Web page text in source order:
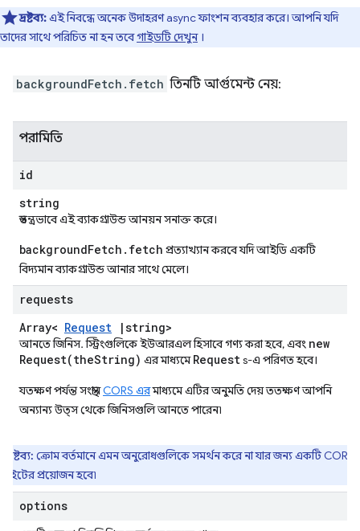
দ্রষ্টব্য:এই নিবন্ধে অনেক উদাহরণ async ফাংশন ব্যবহার করে। আপনি যদি
তাদের সাথে পরিচিত না হন তবেগাইডটি দেখুন।
backgroundFetch.fetch তিনটি আর্গুমেন্ট নেয়:
পরামিতি
id
string
স্বতন্ত্রভাবে এই ব্যাকগ্রাউন্ড আনয়ন সনাক্ত করে।
backgroundFetch.fetch প্রত্যাখ্যান করবে যদি আইডি একটি
বিদ্যমান ব্যাকগ্রাউন্ড আনার সাথে মেলে।
requests
Array< Request |string>
আনতে জিনিস. স্ট্রিংগুলিকে ইউআরএল হিসাবে গণ্য করা হবে, এবং new
Request(theString) এর মাধ্যমেRequests-এ পরিণত হবে।
যতক্ষণ পর্যন্ত সংস্থানCORS এরমাধ্যমে এটির অনুমতি দেয় ততক্ষণ আপনি
অন্যান্য উত্স থেকে জিনিসগুলি আনতে পারেন৷
দ্রষ্টব্য: ক্রোম বর্তমানে এমন অনুরোধগুলিকে সমর্থন করে না যার জন্য একটি CORS
প্রয়োজন হবে৷
options